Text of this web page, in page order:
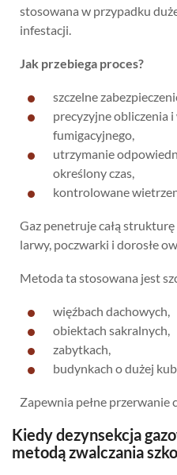
stosowana w przypadku
infestacji.
Jak przebiega proces?
szczelne
precyzyjne obliczenia
fumigacyjnego,
utrzymanie
określony czas,
kontrolowane
Gaz penetruje całą
larwy, poczwarki i dorosłe
Metoda ta stosowana jest
więźbach dachowych,
obiektach sakralnych,
zabytkach,
budynkach o dużej
Zapewnia pełne
Kiedy dezynsekcja
metodą zwalczania